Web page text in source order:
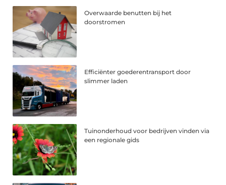
Overwaarde benutten bij het
doorstromen
Efficiënter goederentransport door
slimmer laden
Tuinonderhoud voor bedrijven vinden via
een regionale gids